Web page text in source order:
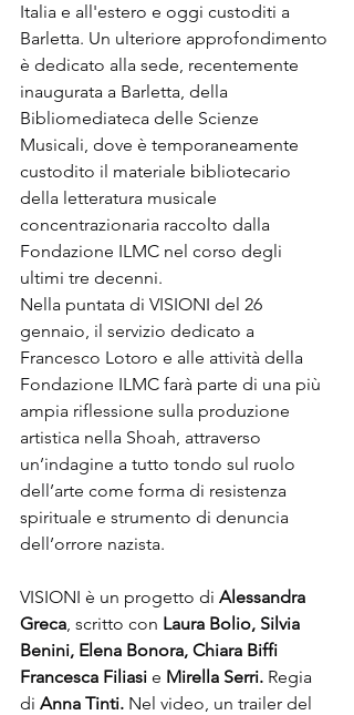
Italia e all'estero e oggi custoditi a
Barletta. Un ulteriore approfondimento
è dedicato alla sede, recentemente
inaugurata a Barletta, della
Bibliomediateca delle Scienze
Musicali, dove è temporaneamente
custodito il materiale bibliotecario
della letteratura musicale
concentrazionaria raccolto dalla
Fondazione ILMC nel corso degli
ultimi tre decenni.
Nella puntata di VISIONI del 26
gennaio, il servizio dedicato a
Francesco Lotoro e alle attività della
Fondazione ILMC farà parte di una più
ampia riflessione sulla produzione
artistica nella Shoah, attraverso
un’indagine a tutto tondo sul ruolo
dell’arte come forma di resistenza
spirituale e strumento di denuncia
dell’orrore nazista.
VISIONI è un progetto di Alessandra
Greca, scritto con Laura Bolio, Silvia
Benini, Elena Bonora, Chiara Biffi
Francesca Filiasi e Mirella Serri. Regia
di Anna Tinti. Nel video, un trailer del